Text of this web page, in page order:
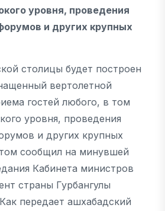
уровня, проведения
и других крупных
столицы будет построен
вертолетной
гостей любого, в том
уровня, проведения
и других крупных
сообщил на минувшей
Кабинета министров
страны Гурбангулы
передает ашхабадский